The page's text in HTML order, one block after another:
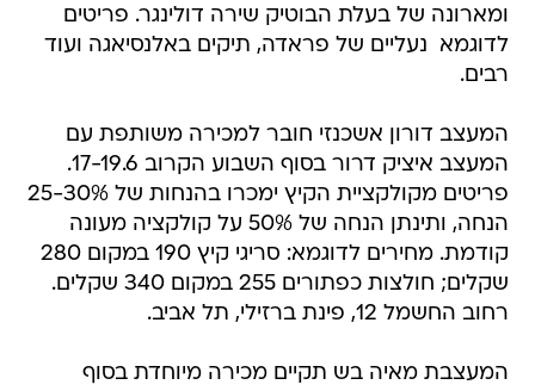
ומארונה של בעלת הבוטיק שירה דולינגר. פריטים
לדוגמא  נעליים של פראדה, תיקים באלנסיאגה ועוד
רבים.
המעצב דורון אשכנזי חובר למכירה משותפת עם
המעצב איציק דרור בסוף השבוע הקרוב 17-19.6.
פריטים מקולקציית הקיץ ימכרו בהנחות של 25-30%
הנחה, ותינתן הנחה של 50% על קולקציה מעונה
קודמת. מחירים לדוגמא: סריגי קיץ 190 במקום 280
שקלים; חולצות כפתורים 255 במקום 340 שקלים.
רחוב החשמל 12, פינת ברזילי, תל אביב.
המעצבת מאיה בש תקיים מכירה מיוחדת בסוף